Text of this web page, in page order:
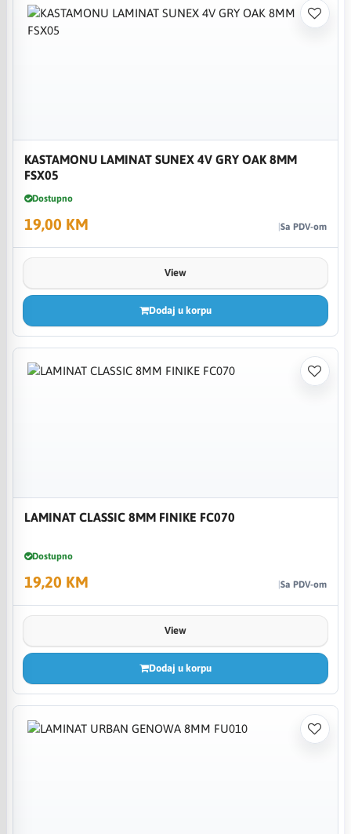
KASTAMONU LAMINAT SUNEX 4V GRY OAK 8MM
FSX05
Dostupno
19,00 KM Sa PDV-om
View
Dodaj u korpu
LAMINAT CLASSIC 8MM FINIKE FC070
Dostupno
19,20 KM Sa PDV-om
View
Dodaj u korpu